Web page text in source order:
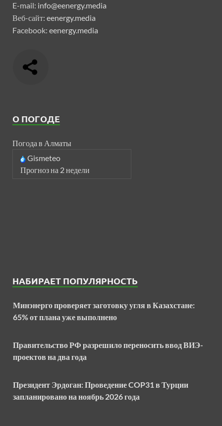
E-mail: info@eenergy.media
Веб-сайт: eenergy.media
Facebook: eenergy.media
О ПОГОДЕ
Погода в Алматы
Gismeteo
Прогноз на 2 недели
НАБИРАЕТ ПОПУЛЯРНОСТЬ
Минэнерго проверяет заготовку угля в Казахстане:
65% от плана уже выполнено
Правительство РФ разрешило переносить ввод ВИЭ-
проектов на два года
Президент Эрдоган: Проведение COP31 в Турции
запланировано на ноябрь 2026 года